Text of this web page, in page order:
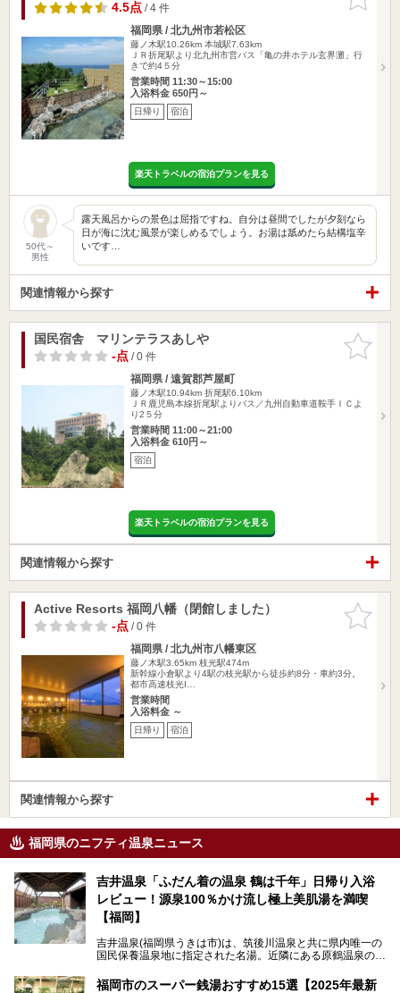
りに追加
4.5点/ 4 件
福岡県 / 北九州市若松区
藤ノ木駅10.26km 本城駅7.63km
ＪＲ折尾駅より北九州市営バス「亀の井ホテル玄界灘」行
きで約4５分
営業時間 11:30～15:00
入浴料金 650円～
日帰り 宿泊
楽天トラベルの宿泊プランを見る
50代～
男性
露天風呂からの景色は屈指ですね。自分は昼間でしたが夕刻なら
日が海に沈む風景が楽しめるでしょう。お湯は舐めたら結構塩辛
いです…
関連情報から探す
お気に入
りに追加
国民宿舎 マリンテラスあしや
-点/ 0 件
福岡県 / 遠賀郡芦屋町
藤ノ木駅10.94km 折尾駅6.10km
ＪＲ鹿児島本線折尾駅よりバス／九州自動車道鞍手ＩＣよ
り2５分
営業時間 11:00～21:00
入浴料金 610円～
宿泊
楽天トラベルの宿泊プランを見る
関連情報から探す
お気に入
りに追加
Active Resorts 福岡八幡（閉館しました）
-点/ 0 件
福岡県 / 北九州市八幡東区
藤ノ木駅3.65km 枝光駅474m
新幹線小倉駅より4駅の枝光駅から徒歩約8分・車約3分。
都市高速枝光I…
営業時間
入浴料金 ～
日帰り 宿泊
関連情報から探す
福岡県のニフティ温泉ニュース
吉井温泉「ふだん着の温泉 鶴は千年」日帰り入浴
レビュー！源泉100％かけ流し極上美肌湯を満喫
【福岡】
吉井温泉(福岡県うきは市)は、筑後川温泉と共に県内唯一の
国民保養温泉地に指定された名湯。近隣にある原鶴温泉の観
す。
福岡市のスーパー銭湯おすすめ15選【2025年最新